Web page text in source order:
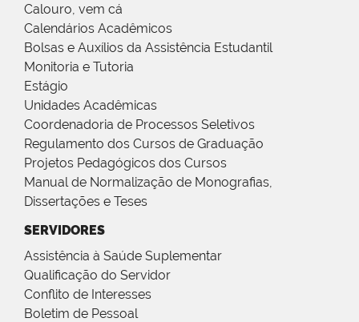
Calouro, vem cá
Calendários Acadêmicos
Bolsas e Auxílios da Assistência Estudantil
Monitoria e Tutoria
Estágio
Unidades Acadêmicas
Coordenadoria de Processos Seletivos
Regulamento dos Cursos de Graduação
Projetos Pedagógicos dos Cursos
Manual de Normalização de Monografias,
Dissertações e Teses
SERVIDORES
Assistência à Saúde Suplementar
Qualificação do Servidor
Conflito de Interesses
Boletim de Pessoal